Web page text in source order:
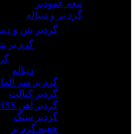
تیغه عمودبر
گرد بر و دنباله
گردبر بتن و
گرد بر
دنباله
گرد بر سر
گردبر کبالت
گردبر آهن HSS
گردبر سنگ
جعبه گرد بر